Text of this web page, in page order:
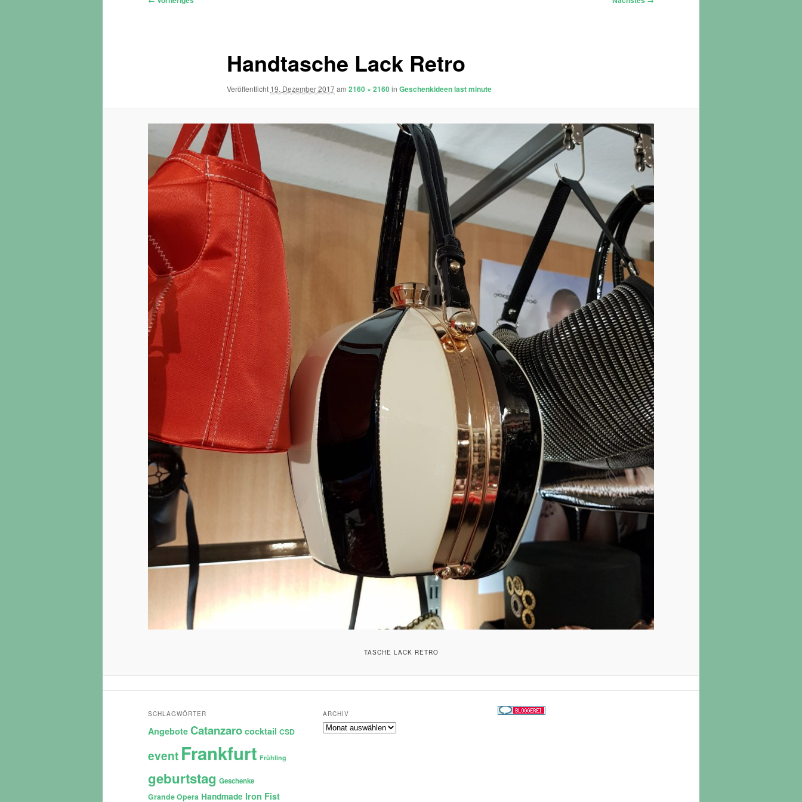
Handtasche Lack Retro
Veröffentlicht 19. Dezember 2017am 2160 × 2160in Geschenkideen last minute
TASCHE LACK RETRO
SCHLAGWÖRTER
Angebote Catanzaro cocktail CSD
event Frankfurt Frühling
geburtstag Geschenke
Grande Opera Handmade Iron Fist
ARCHIV
Archiv